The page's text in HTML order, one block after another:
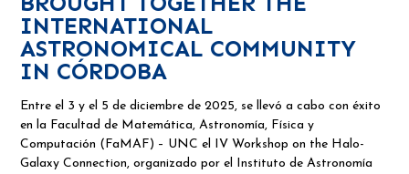
INTERNATIONAL
ASTRONOMICAL COMMUNITY
IN CÓRDOBA
Entre el 3 y el 5 de diciembre de 2025, se llevó a cabo con éxito
en la Facultad de Matemática, Astronomía, Física y
Computación (FaMAF) – UNC el IV Workshop on the Halo-
Galaxy Connection, organizado por el Instituto de Astronomía